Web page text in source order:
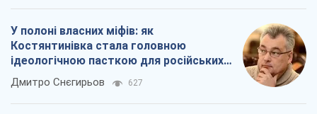
У полоні власних міфів: як
Костянтинівка стала головною
ідеологічною пасткою для російських
окупантів
Дмитро Снєгирьов 627